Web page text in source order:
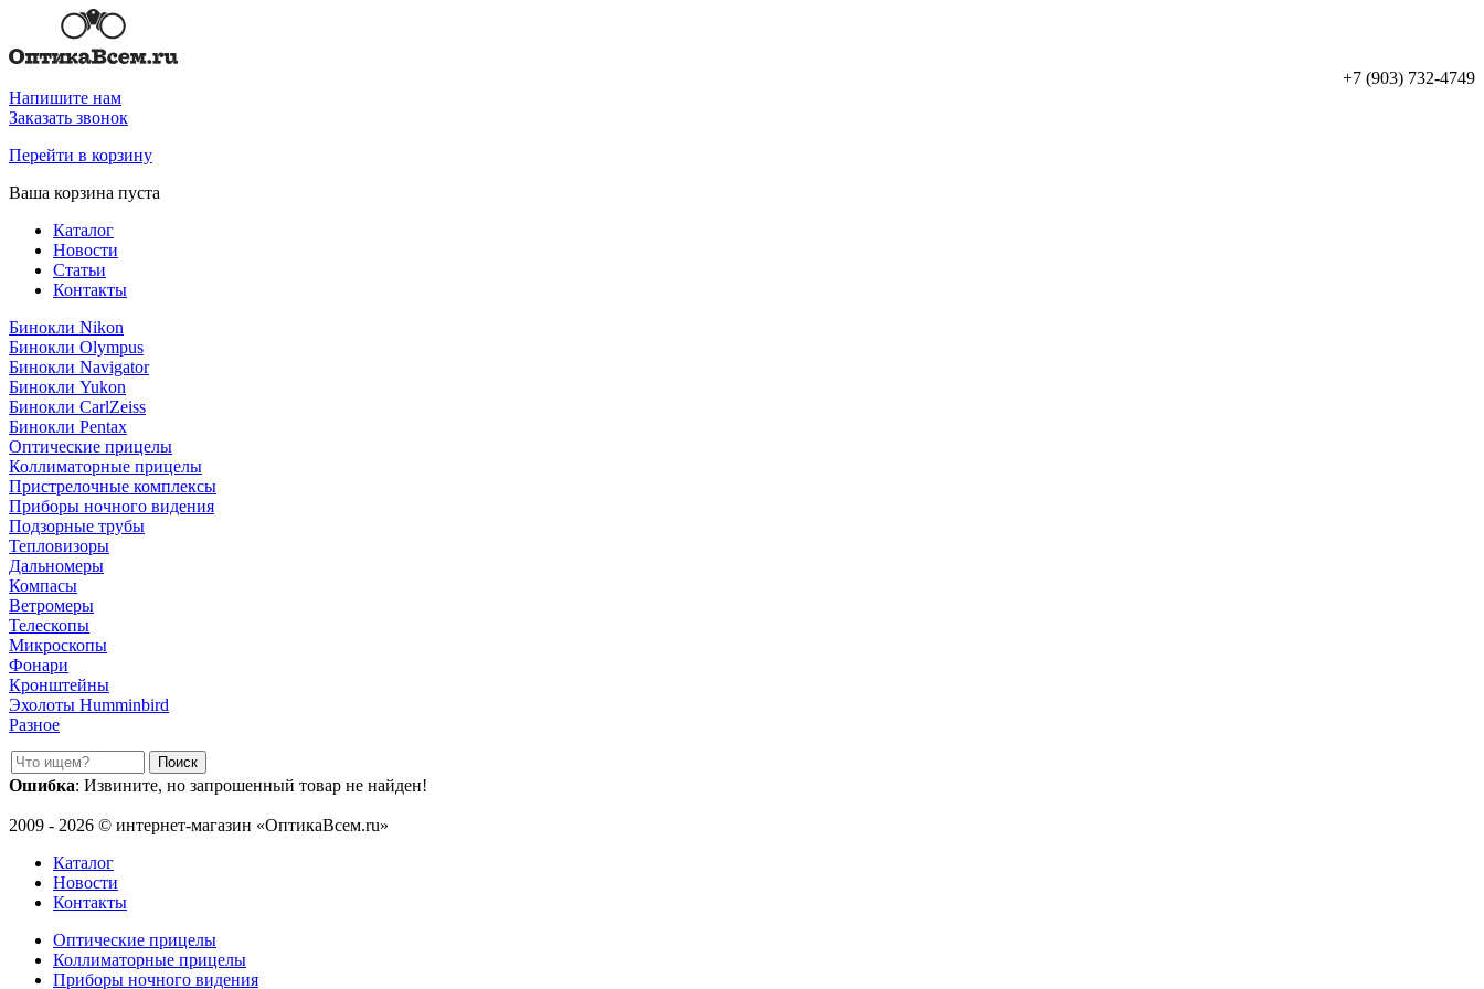
+7 (903) 732-4749
Напишите нам
Заказать звонок
Перейти в корзину
Ваша корзина пуста
Каталог
Новости
Статьи
Контакты
Бинокли Nikon
Бинокли Olympus
Бинокли Navigator
Бинокли Yukon
Бинокли CarlZeiss
Бинокли Pentax
Оптические прицелы
Коллиматорные прицелы
Пристрелочные комплексы
Приборы ночного видения
Подзорные трубы
Тепловизоры
Дальномеры
Компасы
Ветромеры
Телескопы
Микроскопы
Фонари
Кронштейны
Эхолоты Humminbird
Разное
Ошибка: Извините, но запрошенный товар не найден!
2009 - 2026 © интернет-магазин «ОптикаВсем.ru»
Каталог
Новости
Контакты
Оптические прицелы
Коллиматорные прицелы
Приборы ночного видения